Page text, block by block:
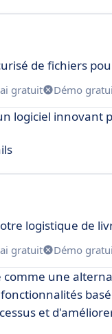
de fichiers
gratuit Démo
logiciel innovant
logistique de
gratuit Démo
comme une
et